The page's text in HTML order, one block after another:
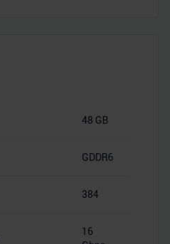
48 GB
GDDR6
384
16